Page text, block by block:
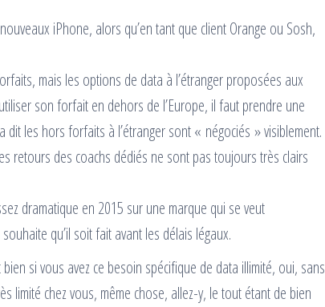
iPhone, alors qu’en tant que client Orange ou Sosh,
mais les options de data à l’étranger proposées aux
son forfait en dehors de l’Europe, il faut prendre une
les hors forfaits à l’étranger sont « négociés » visiblement.
retours des coachs dédiés ne sont pas toujours très clairs
dramatique en 2015 sur une marque qui se veut
qu’il soit fait avant les délais légaux.
si vous avez ce besoin spécifique de data illimité, oui, sans
limité chez vous, même chose, allez-y, le tout étant de bien